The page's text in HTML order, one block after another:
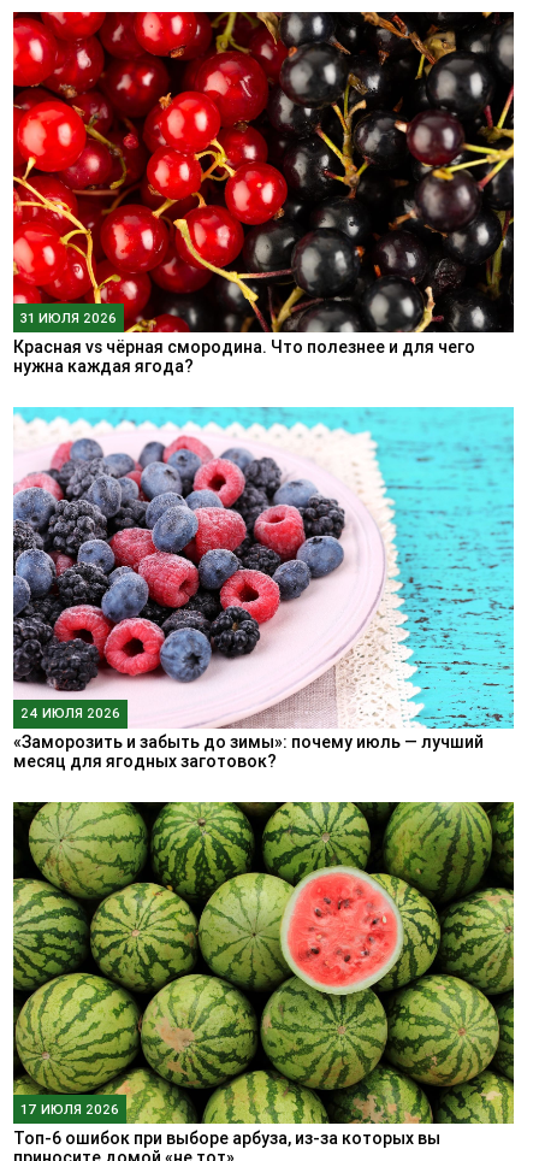
31 ИЮЛЯ 2026
Красная vs чёрная смородина. Что полезнее и для чего
нужна каждая ягода?
24 ИЮЛЯ 2026
«Заморозить и забыть до зимы»: почему июль — лучший
месяц для ягодных заготовок?
17 ИЮЛЯ 2026
Топ-6 ошибок при выборе арбуза, из-за которых вы